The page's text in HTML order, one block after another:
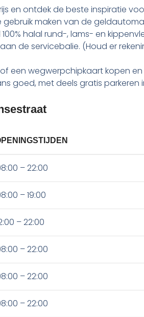
en ontdek de beste inspiratie
maken van de
halal rund-, lams- en
de servicebalie. (Houd er
een wegwerpchipkaart kopen
goed, met deels gratis
– 22:00
– 19:00
– 22:00
– 22:00
– 22:00
– 22:00